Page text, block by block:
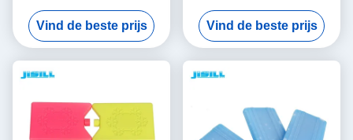
Afweermiddel Set Voor
Voedselcontainer
Vind de beste prijs
baksteen lunch koeler ijspak
met sneeuwvlok
Vind de beste prijs